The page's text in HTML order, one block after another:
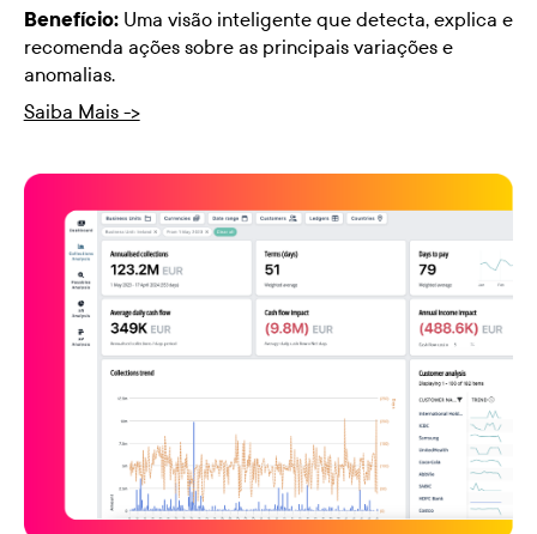
Benefício: Uma visão inteligente que detecta, explica e
recomenda ações sobre as principais variações e
anomalias.
Saiba Mais ->